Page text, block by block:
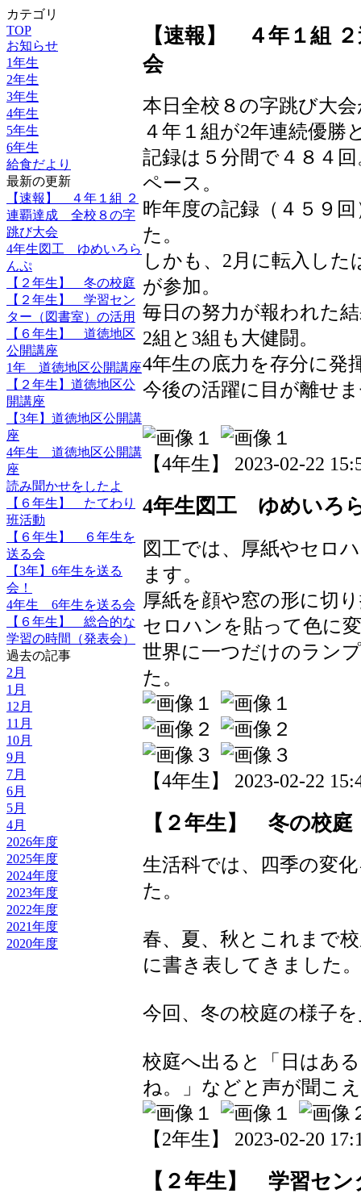
カテゴリ
TOP
お知らせ
1年生
2年生
3年生
4年生
5年生
6年生
給食だより
最新の更新
【速報】 ４年１組 ２
連覇達成 全校８の字
跳び大会
4年生図工 ゆめいろら
んぷ
【２年生】 冬の校庭
【２年生】 学習セン
ター（図書室）の活用
【６年生】 道徳地区
公開講座
1年 道徳地区公開講座
【２年生】道徳地区公
開講座
【3年】道徳地区公開講
座
4年生 道徳地区公開講
座
読み聞かせをしたよ
【６年生】 たてわり
班活動
【６年生】 ６年生を
送る会
【3年】6年生を送る
会！
4年生 6年生を送る会
【６年生】 総合的な
学習の時間（発表会）
過去の記事
2月
1月
12月
11月
10月
9月
7月
6月
5月
4月
2026年度
2025年度
2024年度
2023年度
2022年度
2021年度
2020年度
【速報】 ４年１組
会
本日全校８の字跳び大
４年１組が2年連続優勝
記録は５分間で４８４
ペース。
昨年度の記録（４５９
た。
しかも、2月に転入した
が参加。
毎日の努力が報われた
2組と3組も大健闘。
4年生の底力を存分に発
今後の活躍に目が離せ
【4年生】 2023-02-22
4年生図工 ゆめいろ
図工では、厚紙やセロ
ます。
厚紙を顔や窓の形に切
セロハンを貼って色に
世界に一つだけのラン
た。
【4年生】 2023-02-22
【２年生】 冬の校庭
生活科では、四季の変
た。
春、夏、秋とこれまで
に書き表してきました。
今回、冬の校庭の様子
校庭へ出ると「日はあ
ね。」などと声が聞こ
【2年生】 2023-02-20
【２年生】 学習セン